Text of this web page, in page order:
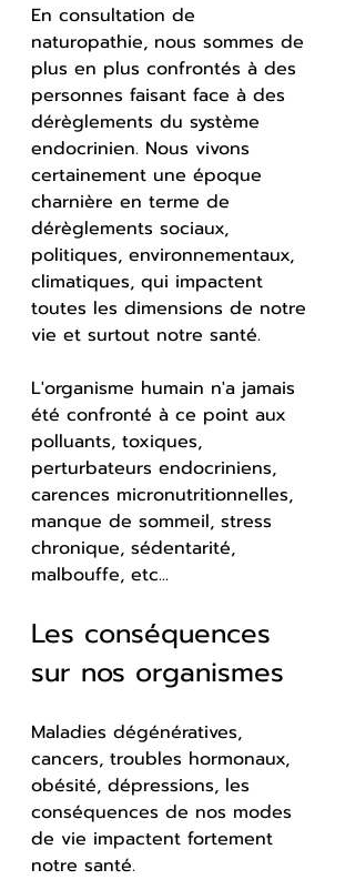
En consultation de
naturopathie, nous sommes de
plus en plus confrontés à des
personnes faisant face à des
dérèglements du système
endocrinien. Nous vivons
certainement une époque
charnière en terme de
dérèglements sociaux,
politiques, environnementaux,
climatiques, qui impactent
toutes les dimensions de notre
vie et surtout notre santé.
L'organisme humain n'a jamais
été confronté à ce point aux
polluants, toxiques,
perturbateurs endocriniens,
carences micronutritionnelles,
manque de sommeil, stress
chronique, sédentarité,
malbouffe, etc...
Les conséquences
sur nos organismes
Maladies dégénératives,
cancers, troubles hormonaux,
obésité, dépressions, les
conséquences de nos modes
de vie impactent fortement
notre santé.